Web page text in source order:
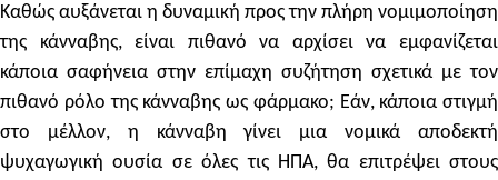
Καθώς αυξάνεται η δυναμική προς την πλήρη νομιμοποίηση
της κάνναβης, είναι πιθανό να αρχίσει να εμφανίζεται
κάποια σαφήνεια στην επίμαχη συζήτηση σχετικά με τον
πιθανό ρόλο της κάνναβης ως φάρμακο; Εάν, κάποια στιγμή
στο μέλλον, η κάνναβη γίνει μια νομικά αποδεκτή
ψυχαγωγική ουσία σε όλες τις ΗΠΑ, θα επιτρέψει στους